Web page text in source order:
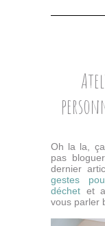
Oh la la,
pas
dernier
gestes
déchet et
vous parler